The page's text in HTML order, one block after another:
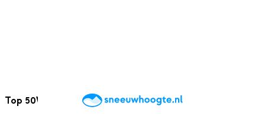
Top 50Webcams WintersportweerKaarten